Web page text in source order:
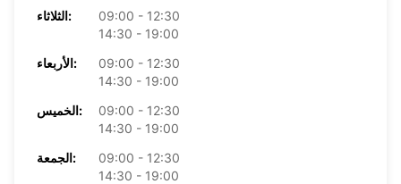
الثلاثاء:
09:00 - 12:30
14:30 - 19:00
الأربعاء:
09:00 - 12:30
14:30 - 19:00
الخميس:
09:00 - 12:30
14:30 - 19:00
الجمعة:
09:00 - 12:30
14:30 - 19:00